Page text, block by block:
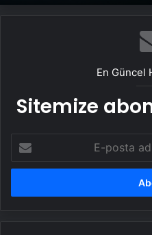
En Güncel
Sitemize
posta
adresinizi